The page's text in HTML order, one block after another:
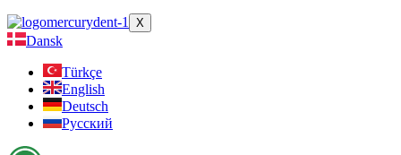
X
Dansk
Türkçe
English
Deutsch
Русский